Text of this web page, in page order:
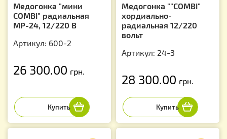
Медогонка "мини
COMBI" радиальная
МР-24, 12/220 В
Артикул: 600-2
26 300.00 грн.
Медогонка ""COMBI"
хордиально-
радиальная 12/220
вольт
Артикул: 24-3
28 300.00 грн.